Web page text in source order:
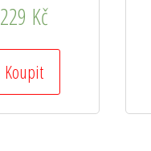
229 Kč
Koupit